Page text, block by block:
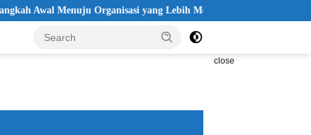
Menuju Organisasi yang Lebih Modern
close